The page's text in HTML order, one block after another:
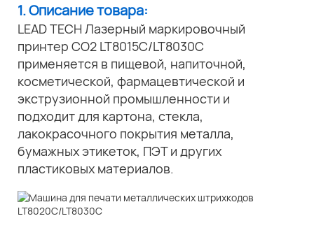
1. Описание товара:
LEAD TECH Лазерный маркировочный
принтер CO2 LT8015C/LT8030C
применяется в пищевой, напиточной,
косметической, фармацевтической и
экструзионной промышленности и
подходит для картона, стекла,
лакокрасочного покрытия металла,
бумажных этикеток, ПЭТ и других
пластиковых материалов.